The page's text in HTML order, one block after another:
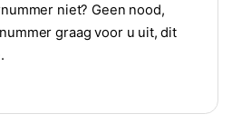
niet? Geen nood,
graag voor u uit, dit